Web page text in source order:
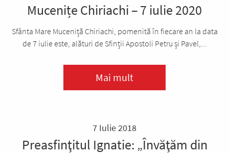
Mucenițe Chiriachi – 7 iulie 2020
Sfânta Mare Muceniță Chiriachi, pomenită în fiecare an la data
de 7 iulie este, alături de Sfinții Apostoli Petru și Pavel,...
Mai mult
7 Iulie 2018
Preasfinţitul Ignatie: „Învăţăm din